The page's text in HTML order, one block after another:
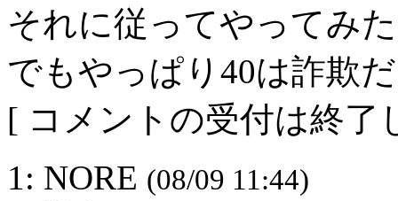
それに従ってやってみ
でもやっぱり40は詐欺
[ コメントの受付は終了
1: NORE (08/09 11:44)